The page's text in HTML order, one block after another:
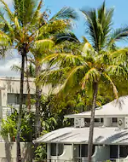
de pijltjestoetsen